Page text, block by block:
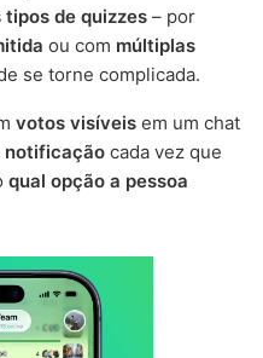
tipos de quizzes – por
ou com múltiplas
se torne complicada.
votos visíveis em um chat
notificação cada vez que
qual opção a pessoa